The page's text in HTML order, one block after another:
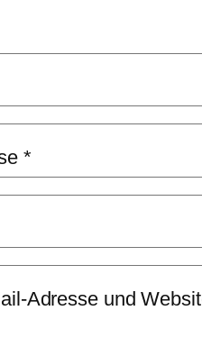
*
Adresse und